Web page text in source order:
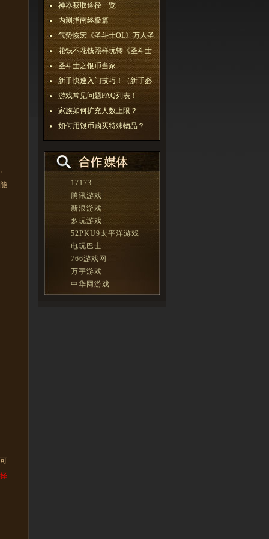
。
神器获取途径一览
内测指南终极篇
气势恢宏《圣斗士OL》万人圣
花钱不花钱照样玩转《圣斗士
圣斗士之银币当家
新手快速入门技巧！（新手必
游戏常见问题FAQ列表！
家族如何扩充人数上限？
如何用银币购买特殊物品？
17173
腾讯游戏
新浪游戏
多玩游戏
52PKU9太平洋游戏
电玩巴士
766游戏网
万宇游戏
中华网游戏